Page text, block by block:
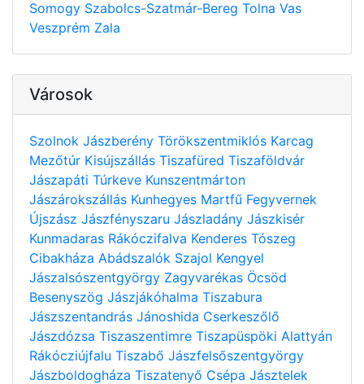
Somogy Szabolcs-Szatmár-Bereg Tolna Vas
Veszprém Zala
Városok
Szolnok Jászberény Törökszentmiklós Karcag
Mezőtúr Kisújszállás Tiszafüred Tiszaföldvár
Jászapáti Túrkeve Kunszentmárton
Jászárokszállás Kunhegyes Martfű Fegyvernek
Újszász Jászfényszaru Jászladány Jászkisér
Kunmadaras Rákóczifalva Kenderes Tószeg
Cibakháza Abádszalók Szajol Kengyel
Jászalsószentgyörgy Zagyvarékas Öcsöd
Besenyszög Jászjákóhalma Tiszabura
Jászszentandrás Jánoshida Cserkeszőlő
Jászdózsa Tiszaszentimre Tiszapüspöki Alattyán
Rákócziújfalu Tiszabő Jászfelsőszentgyörgy
Jászboldogháza Tiszatenyő Csépa Jásztelek